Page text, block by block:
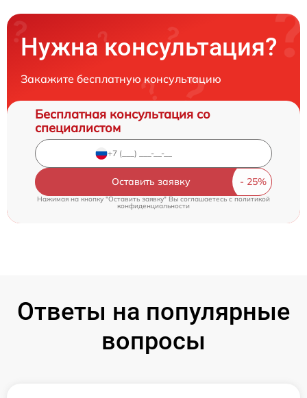
Нужна консультация?
Закажите бесплатную консультацию
Бесплатная консультация со
специалистом
Оставить заявку
Нажимая на кнопку "Оставить заявку" Вы соглашаетесь cполитикой
конфиденциальности
Ответы на популярные
вопросы